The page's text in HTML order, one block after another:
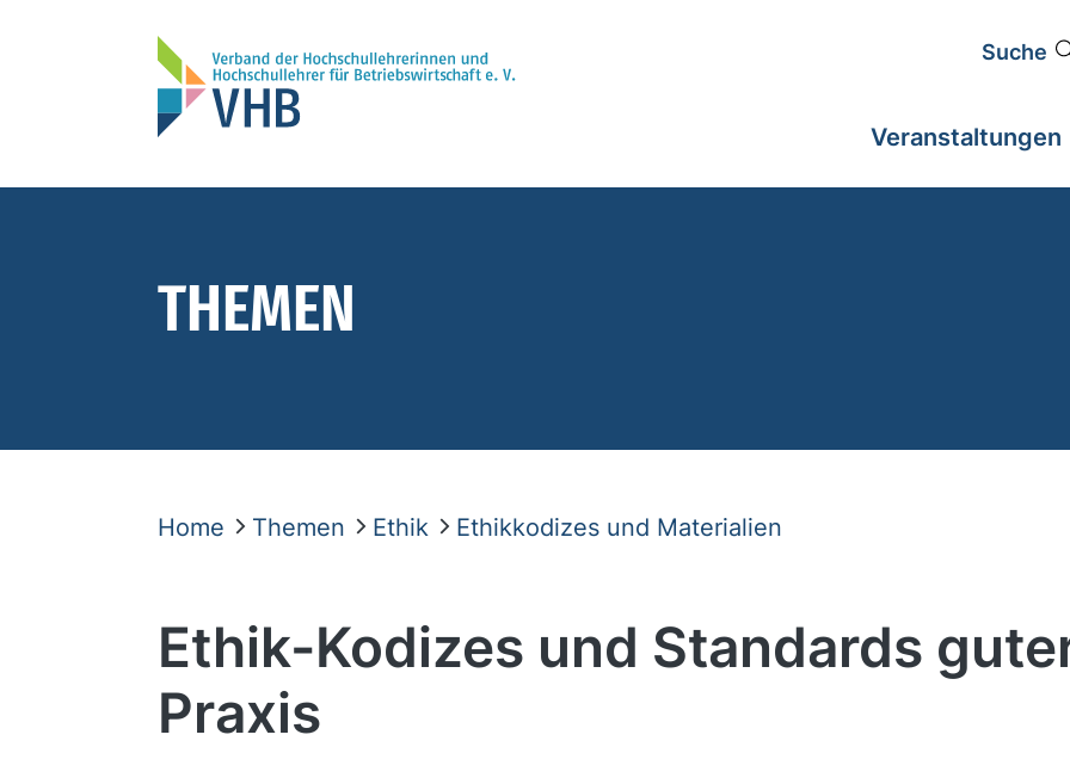
Suche
Veranstaltungen
THEMEN
Home Themen Ethik Ethikkodizes und Materialien
Ethik-Kodizes und Standards
Praxis